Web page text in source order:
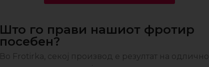
Што го прави нашиот фротир
посебен?
Во Frotirka, секој производ е резултат на одлично